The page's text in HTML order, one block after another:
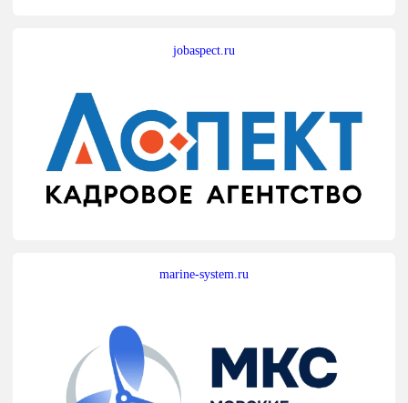
jobaspect.ru
marine-system.ru